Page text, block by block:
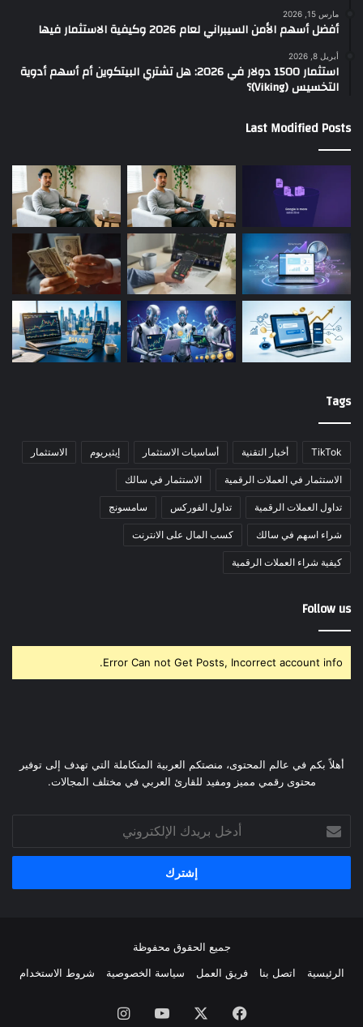
مارس 15, 2026
أفضل أسهم الأمن السيبراني لعام 2026 وكيفية الاستثمار فيها
أبريل 8, 2026
استثمار 1500 دولار في 2026: هل تشتري البيتكوين أم أسهم أدوية
التخسيس (Viking)؟
Last Modified Posts
Tags
TikTok أخبار التقنية أساسيات الاستثمار إيثيريوم الاستثمار
الاستثمار في العملات الرقمية الاستثمار في سالك
تداول العملات الرقمية تداول الفوركس سامسونج
شراء اسهم في سالك كسب المال على الانترنت
كيفية شراء العملات الرقمية
Follow us
Error Can not Get Posts, Incorrect account info.
أهلاً بكم في عالم المحتوى، منصتكم العربية المتكاملة التي تهدف إلى توفير
محتوى رقمي مميز ومفيد للقارئ العربي في مختلف المجالات.
بريدك
الإلكتروني
جميع الحقوق محفوظة
الرئيسية
اتصل بنا فريق العمل سياسة الخصوصية شروط الاستخدام
فيسبوك ‫YouTubeانستقرام